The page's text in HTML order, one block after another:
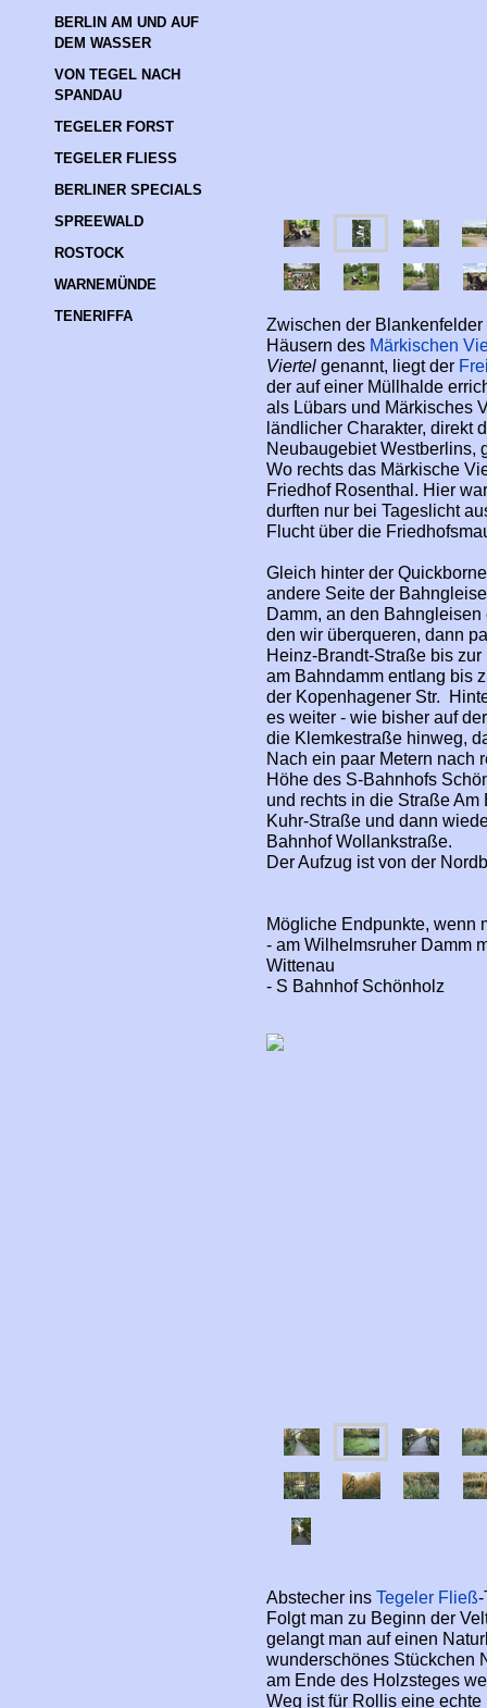
BERLIN AM UND AUF
DEM WASSER
VON TEGEL NACH
SPANDAU
TEGELER FORST
TEGELER FLIESS
BERLINER SPECIALS
SPREEWALD
ROSTOCK
WARNEMÜNDE
TENERIFFA
Zwischen der
Häusern des Märkischen
Viertel genannt, liegt der
der auf einer Müllhalde
als Lübars und Märkisches
ländlicher Charakter, direkt
Neubaugebiet
Wo rechts das Märkische
Friedhof Rosenthal. Hier
durften nur bei Tageslicht
Flucht über die
Gleich hinter der
andere Seite der
Damm, an den
den wir überqueren, dann
Heinz-Brandt-Straße bis
am Bahndamm entlang bis
der Kopenhagener Str.
es weiter - wie bisher auf
die Klemkestraße hinweg,
Nach ein paar Metern nach
Höhe des S-Bahnhofs
und rechts in die Straße
Kuhr-Straße und dann
Bahnhof Wollankstraße.
Der Aufzug ist von der
Mögliche Endpunkte, wenn
- am Wilhelmsruher Damm
Wittenau
- S Bahnhof Schönholz
Abstecher ins Tegeler Fließ-
Folgt man zu Beginn der
gelangt man auf einen
wunderschönes Stückchen
am Ende des Holzsteges
Weg ist für Rollis eine